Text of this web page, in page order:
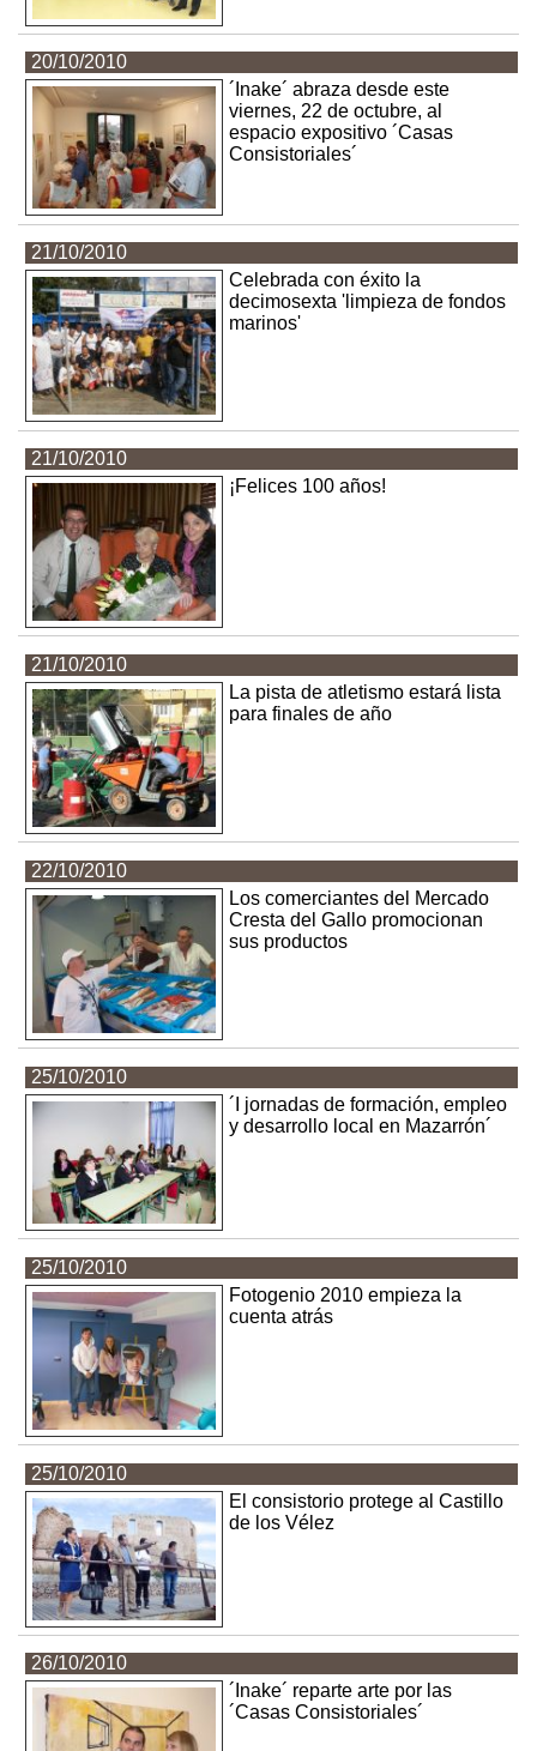
20/10/2010
´Inake´ abraza desde este
viernes, 22 de octubre, al
espacio expositivo ´Casas
Consistoriales´
21/10/2010
Celebrada con éxito la
decimosexta 'limpieza de fondos
marinos'
21/10/2010
¡Felices 100 años!
21/10/2010
La pista de atletismo estará lista
para finales de año
22/10/2010
Los comerciantes del Mercado
Cresta del Gallo promocionan
sus productos
25/10/2010
´I jornadas de formación, empleo
y desarrollo local en Mazarrón´
25/10/2010
Fotogenio 2010 empieza la
cuenta atrás
25/10/2010
El consistorio protege al Castillo
de los Vélez
26/10/2010
´Inake´ reparte arte por las
´Casas Consistoriales´